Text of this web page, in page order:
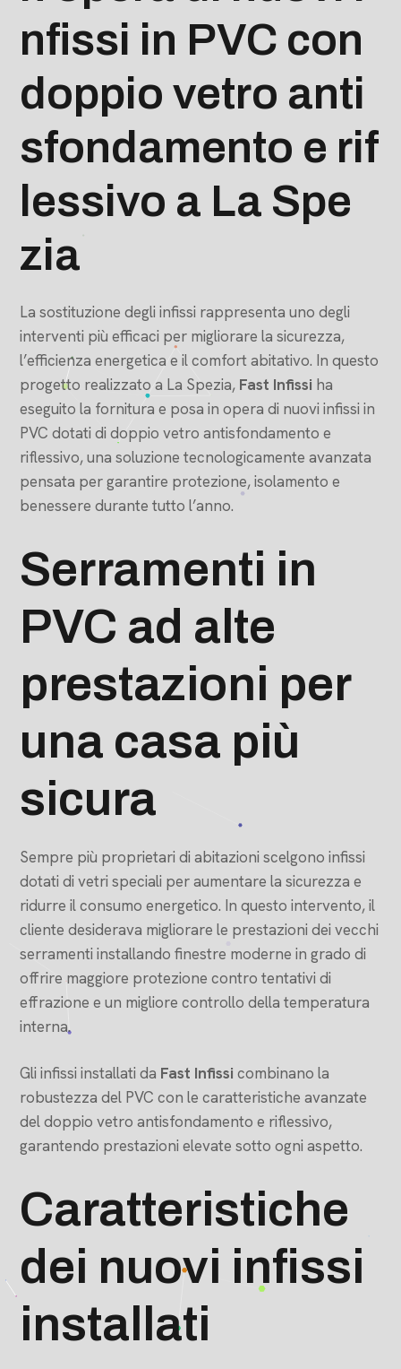
nfissi in PVC con
doppio vetro anti
sfondamento e rif
lessivo a La Spe
zia
La sostituzione degli infissi rappresenta uno degli
interventi più efficaci per migliorare la sicurezza,
l’efficienza energetica e il comfort abitativo. In questo
progetto realizzato a La Spezia, Fast Infissi ha
eseguito la fornitura e posa in opera di nuovi infissi in
PVC dotati di doppio vetro antisfondamento e
riflessivo, una soluzione tecnologicamente avanzata
pensata per garantire protezione, isolamento e
benessere durante tutto l’anno.
Serramenti in
PVC ad alte
prestazioni per
una casa più
sicura
Sempre più proprietari di abitazioni scelgono infissi
dotati di vetri speciali per aumentare la sicurezza e
ridurre il consumo energetico. In questo intervento, il
cliente desiderava migliorare le prestazioni dei vecchi
serramenti installando finestre moderne in grado di
offrire maggiore protezione contro tentativi di
effrazione e un migliore controllo della temperatura
interna.
Gli infissi installati da Fast Infissi combinano la
robustezza del PVC con le caratteristiche avanzate
del doppio vetro antisfondamento e riflessivo,
garantendo prestazioni elevate sotto ogni aspetto.
Caratteristiche
dei nuovi infissi
installati